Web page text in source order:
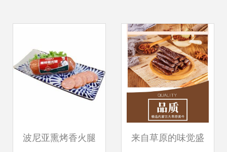
波尼亚熏烤香火腿 来自草原的味觉盛